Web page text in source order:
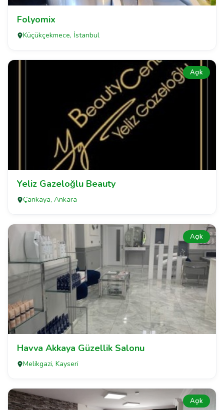
Folyomix
Küçükçekmece, İstanbul
Açık
Yeliz Gazeloğlu Beauty
Çankaya, Ankara
Açık
Havva Akkaya Güzellik Salonu
Melikgazi, Kayseri
Açık